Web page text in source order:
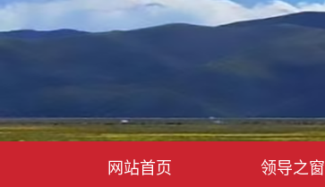
网站首页 领导之窗